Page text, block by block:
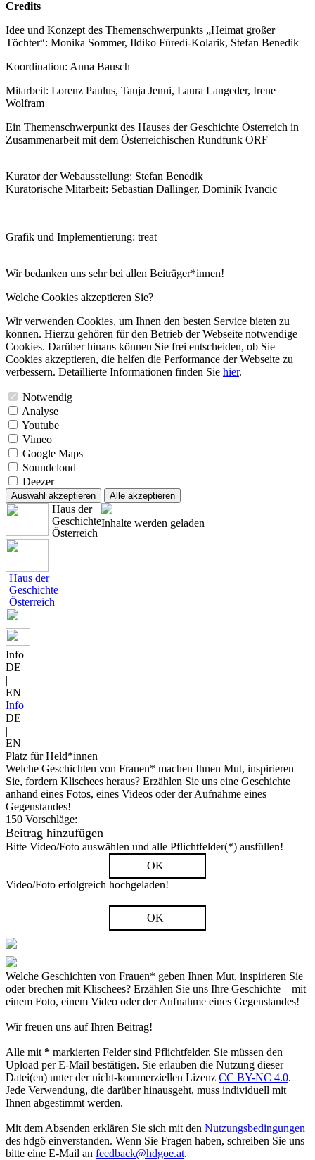
Credits
Idee und Konzept des Themenschwerpunkts „Heimat großer
Töchter“: Monika Sommer, Ildiko Füredi-Kolarik, Stefan Benedik
Koordination: Anna Bausch
Mitarbeit: Lorenz Paulus, Tanja Jenni, Laura Langeder, Irene
Wolfram
Ein Themenschwerpunkt des Hauses der Geschichte Österreich in
Zusammenarbeit mit dem Österreichischen Rundfunk ORF
Kurator der Webausstellung: Stefan Benedik
Kuratorische Mitarbeit: Sebastian Dallinger, Dominik Ivancic
Grafik und Implementierung: treat
Wir bedanken uns sehr bei allen Beiträger*innen!
Welche Cookies akzeptieren Sie?
Wir verwenden Cookies, um Ihnen den besten Service bieten zu
können. Hierzu gehören für den Betrieb der Webseite notwendige
Cookies. Darüber hinaus können Sie frei entscheiden, ob Sie
Cookies akzeptieren, die helfen die Performance der Webseite zu
verbessern. Detaillierte Informationen finden Sie hier.
Notwendig
Analyse
Youtube
Vimeo
Google Maps
Soundcloud
Deezer
Auswahl akzeptieren Alle akzeptieren
Haus der
Geschichte
Österreich
Inhalte werden geladen
Haus der
Geschichte
Österreich
Info
DE
|
EN
Info
DE
|
EN
Platz für Held*innen
Welche Geschichten von Frauen* machen Ihnen Mut, inspirieren
Sie, fordern Klischees heraus? Erzählen Sie uns eine Geschichte
anhand eines Fotos, eines Videos oder der Aufnahme eines
Gegenstandes!
150 Vorschläge:
Beitrag hinzufügen
Bitte Video/Foto auswählen und alle Pflichtfelder(*) ausfüllen!
OK
Video/Foto erfolgreich hochgeladen!
OK
Welche Geschichten von Frauen* geben Ihnen Mut, inspirieren Sie
oder brechen mit Klischees? Erzählen Sie uns Ihre Geschichte – mit
einem Foto, einem Video oder der Aufnahme eines Gegenstandes!
Wir freuen uns auf Ihren Beitrag!
Alle mit * markierten Felder sind Pflichtfelder. Sie müssen den
Upload per E-Mail bestätigen. Sie erlauben die Nutzung dieser
Datei(en) unter der nicht-kommerziellen Lizenz CC BY-NC 4.0.
Jede Verwendung, die darüber hinausgeht, muss individuell mit
Ihnen abgestimmt werden.
Mit dem Absenden erklären Sie sich mit den Nutzungsbedingungen
des hdgö einverstanden. Wenn Sie Fragen haben, schreiben Sie uns
bitte eine E-Mail an feedback@hdgoe.at.